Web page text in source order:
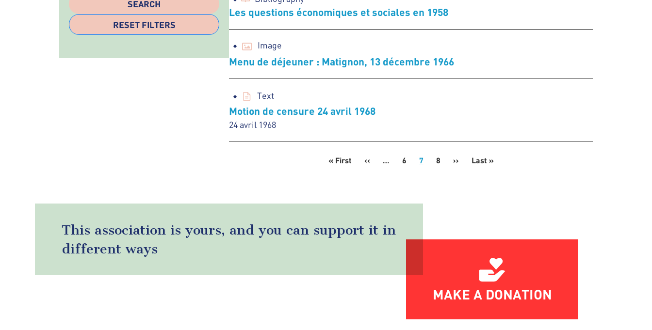
Les questions économiques et sociales en 1958
Image
Menu de déjeuner : Matignon, 13 décembre 1966
Text
Motion de censure 24 avril 1968
24 avril 1968
« First First
‹‹ Previous
… 6 7 8 ›› NextLast »Last
This association is yours, and you can support it in
different ways
MAKE A DONATION